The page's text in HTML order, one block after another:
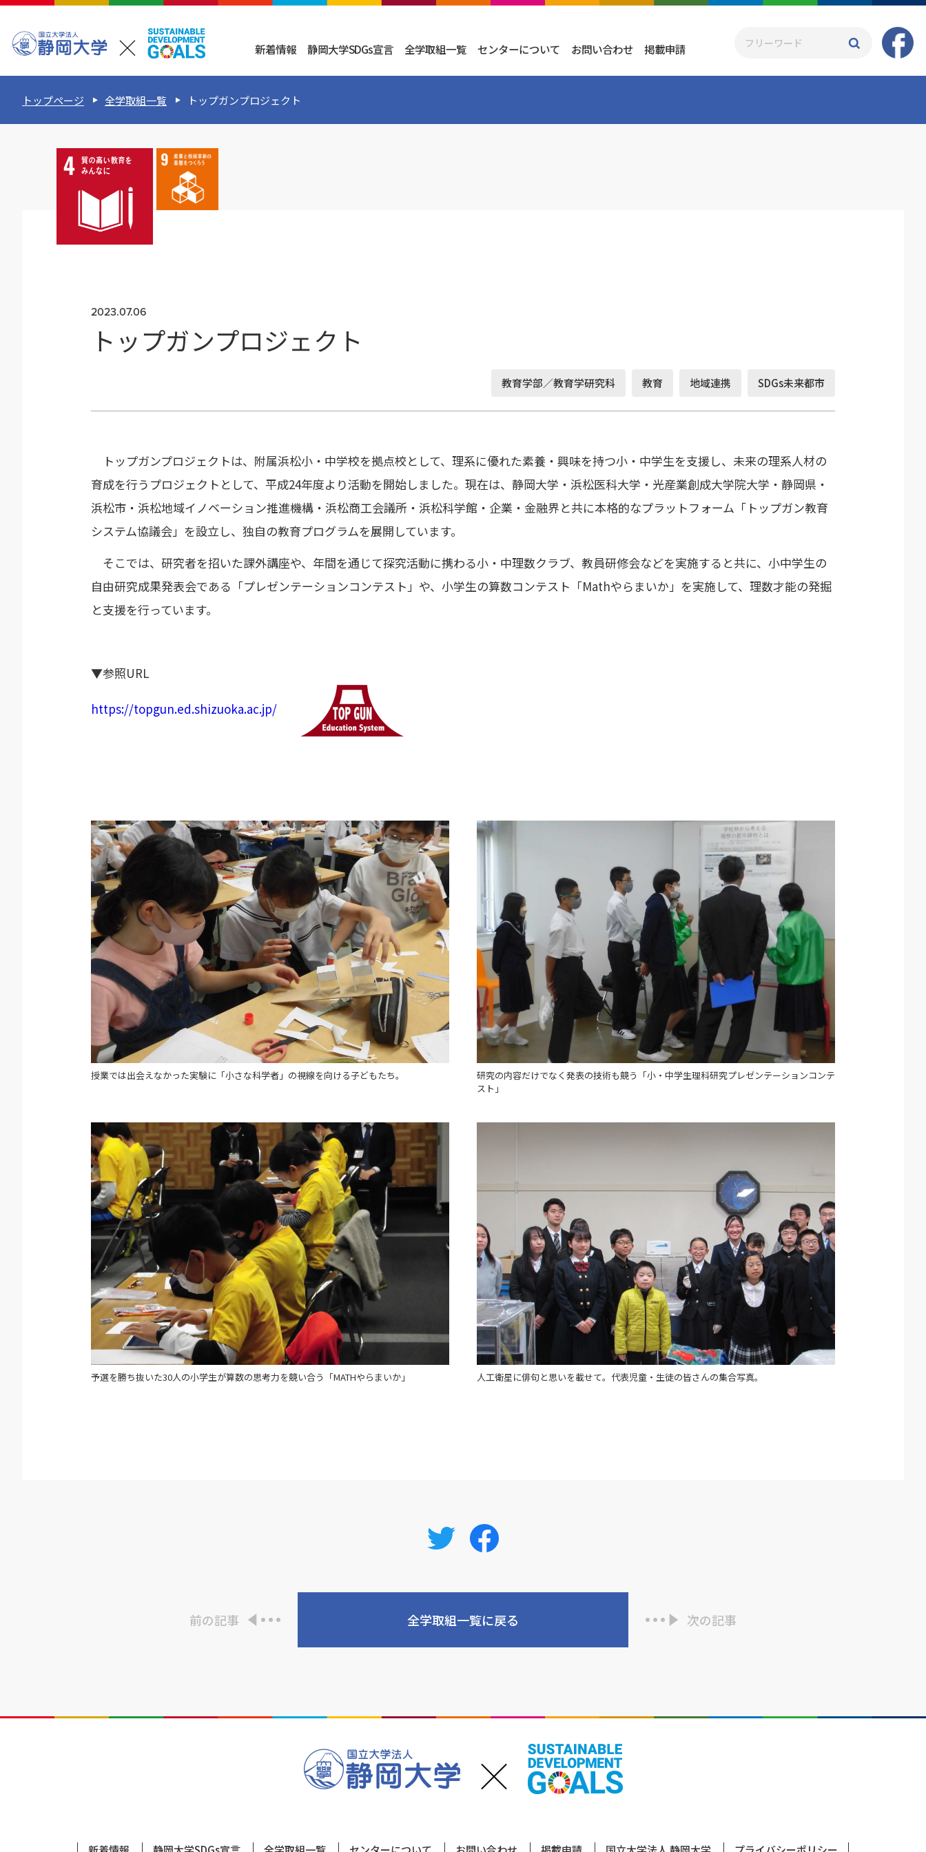
新着情報 静岡大学SDGs宣言 全学取組一覧 センターについて お問い合わせ 掲載申請
トップページ 全学取組一覧 トップガンプロジェクト
2023.07.06
トップガンプロジェクト
教育学部／教育学研究科 教育 地域連携 SDGs未来都市
トップガンプロジェクトは、附属浜松小・中学校を拠点校として、理系に優れた素養・興味を持つ小・中学生を支援し、未来の理系人材の
育成を行うプロジェクトとして、平成24年度より活動を開始しました。現在は、静岡大学・浜松医科大学・光産業創成大学院大学・静岡県・
浜松市・浜松地域イノベーション推進機構・浜松商工会議所・浜松科学館・企業・金融界と共に本格的なプラットフォーム「トップガン教育
システム協議会」を設立し、独自の教育プログラムを展開しています。
そこでは、研究者を招いた課外講座や、年間を通じて探究活動に携わる小・中理数クラブ、教員研修会などを実施すると共に、小中学生の
自由研究成果発表会である「プレゼンテーションコンテスト」や、小学生の算数コンテスト「Mathやらまいか」を実施して、理数才能の発掘
と支援を行っています。
▼参照URL
https://topgun.ed.shizuoka.ac.jp/
授業では出会えなかった実験に「小さな科学者」の視線を向ける子どもたち。
研究の内容だけでなく発表の技術も競う「小・中学生理科研究プレゼンテーションコンテ
スト」
予選を勝ち抜いた30人の小学生が算数の思考力を競い合う「MATHやらまいか」 人工衛星に俳句と思いを載せて。代表児童・生徒の皆さんの集合写真。
前の記事 全学取組一覧に戻る 次の記事